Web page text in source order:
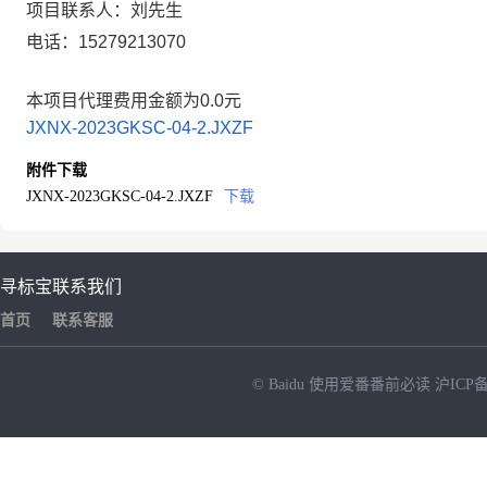
项目联系人： 刘先生
电话： 15279213070
本项目代理费用金额为0.0元
JXNX-2023GKSC-04-2.JXZF
附件下载
JXNX-2023GKSC-04-2.JXZF
下载
寻标宝
首页
联系我们
联系客服
© Baidu 使用爱番番前必读 沪ICP